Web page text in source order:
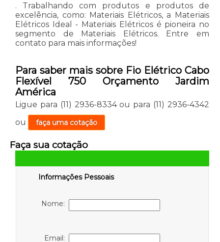
. Trabalhando com produtos e produtos de
excelência, como: Materiais Elétricos, a Materiais
Elétricos Ideal - Materiais Elétricos é pioneira no
segmento de Materiais Elétricos. Entre em
contato para mais informações!
Para saber mais sobre Fio Elétrico Cabo
Flexível 750 Orçamento Jardim
América
Ligue para (11) 2936-8334ou para (11) 2936-4342
ou
faça uma cotação
Faça sua cotação
Informações Pessoais
Nome:
Email: